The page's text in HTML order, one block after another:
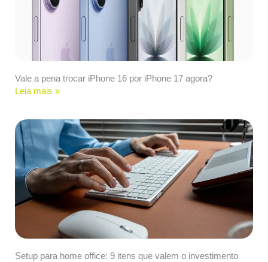
Vale a pena trocar iPhone 16 por iPhone 17 agora?
Leia mais »
Setup para home office: 9 itens que valem o investimento